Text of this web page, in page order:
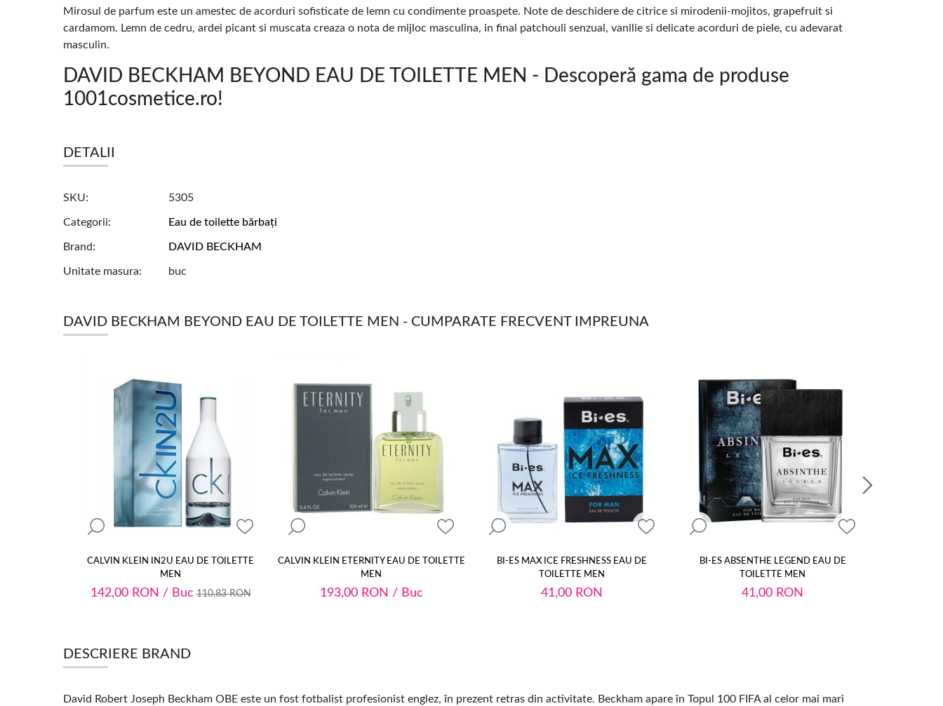
Mirosul de parfum este un amestec de acorduri sofisticate de lemn cu condimente proaspete. Note de deschidere de citrice si mirodenii-mojitos, grapefruit si
cardamom. Lemn de cedru, ardei picant si muscata creaza o nota de mijloc masculina, in final patchouli senzual, vanilie si delicate acorduri de piele, cu adevarat
masculin.
DAVID BECKHAM BEYOND EAU DE TOILETTE MEN - Descoperă gama de produse
1001cosmetice.ro!
DETALII
SKU 5305
Categorii Eau de toilette bărbați
Brand DAVID BECKHAM
Unitate masura buc
DAVID BECKHAM BEYOND EAU DE TOILETTE MEN - CUMPARATE FRECVENT IMPREUNA
CALVIN KLEIN IN2U EAU DE TOILETTE
MEN
142,00 RON / Buc 110,83RON
CALVIN KLEIN ETERNITY EAU DE TOILETTE
MEN
193,00 RON / Buc
BI-ES MAX ICE FRESHNESS EAU DE
TOILETTE MEN
41,00 RON
BI-ES ABSENTHE LEGEND EAU DE
TOILETTE MEN
41,00 RON
DESCRIERE BRAND
David Robert Joseph Beckham OBE este un fost fotbalist profesionist englez, în prezent retras din activitate. Beckham apare în Topul 100 FIFA al celor mai mari